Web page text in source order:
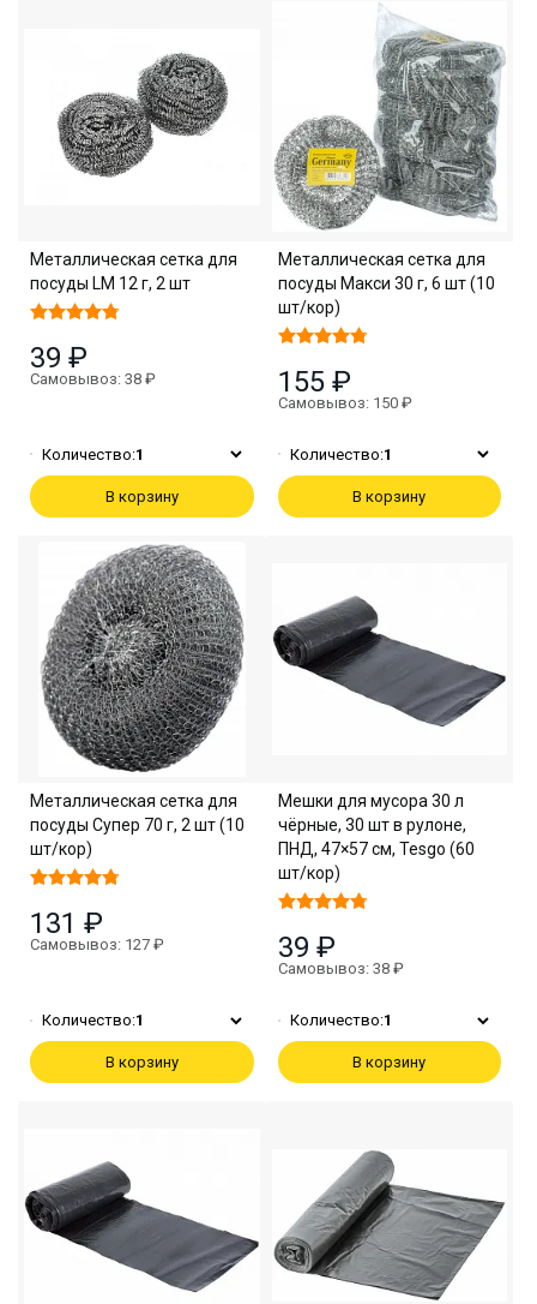
Металлическая сетка для
посуды LM 12 г, 2 шт
39 ₽
Самовывоз: 38 ₽
Количество:1
В корзину
Металлическая сетка для
посуды Макси 30 г, 6 шт (10
шт/кор)
155 ₽
Самовывоз: 150 ₽
Количество:1
В корзину
Металлическая сетка для
посуды Супер 70 г, 2 шт (10
шт/кор)
131 ₽
Самовывоз: 127 ₽
Количество:1
В корзину
Мешки для мусора 30 л
чёрные, 30 шт в рулоне,
ПНД, 47×57 см, Tesgo (60
шт/кор)
39 ₽
Самовывоз: 38 ₽
Количество:1
В корзину